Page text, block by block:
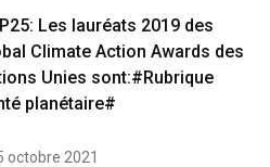
Les lauréats 2019 des
Climate Action Awards des
Unies sont:#Rubrique
planétaire#
octobre 2021